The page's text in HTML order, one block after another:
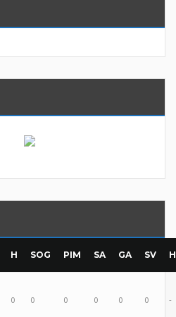
H SOG PIM SA GA SV
0 0 0 0 0 0 -